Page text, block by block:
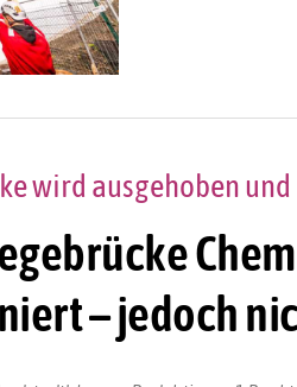
– jedoch
wird ausgehoben